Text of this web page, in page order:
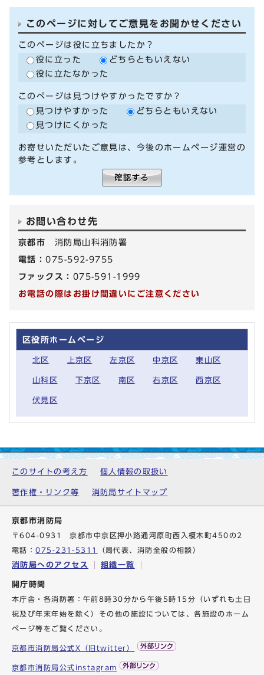
このページに対してご意見をお聞かせください
このページは役に立ちましたか？
役に立った
どちらともいえない
役に立たなかった
このページは見つけやすかったですか？
見つけやすかった
どちらともいえない
見つけにくかった
お寄せいただいたご意見は、今後のホームページ運営の
参考とします。
お問い合わせ先
京都市 消防局山科消防署
電話：075-592-9755
ファックス： 075-591-1999
お電話の際はお掛け間違いにご注意ください
区役所ホームページ
北区 上京区 左京区 中京区 東山区
山科区 下京区 南区 右京区 西京区
伏見区
このサイトの考え方 個人情報の取扱い
著作権・リンク等 消防局サイトマップ
京都市消防局
〒604-0931 京都市中京区押小路通河原町西入榎木町450の2
電話：075-231-5311 （局代表、消防全般の相談）
消防局へのアクセス 組織一覧
開庁時間
本庁舎・各消防署：午前8時30分から午後5時15分（いずれも土日
祝及び年末年始を除く）その他の施設については、各施設のホーム
ページ等をご覧ください。
京都市消防局公式X（旧twitter）
京都市消防局公式instagram